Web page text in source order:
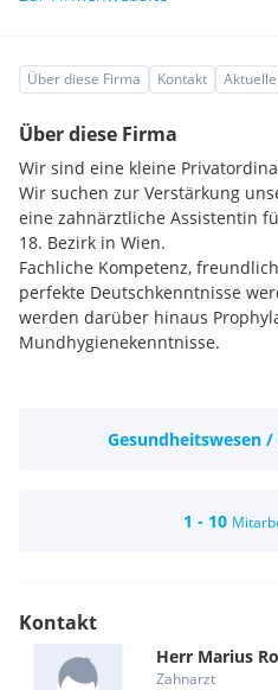
Über diese Firma Kontakt Aktuelle
Über diese Firma
Wir sind eine kleine
Wir suchen zur Verstärkung
eine zahnärztliche Assistentin
18. Bezirk in Wien.
Fachliche Kompetenz,
perfekte Deutschkenntnisse
werden darüber hinaus
Mundhygienekenntnisse.
Gesundheitswesen
1 - 10
Kontakt
Herr Marius
Zahnarzt